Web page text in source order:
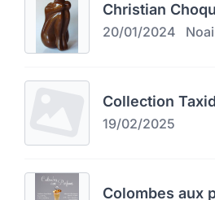
Christian
20/01/2024
Collection
19/02/2025
Colombes aux